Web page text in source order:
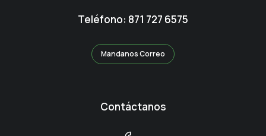
Teléfono: 871 727 6575
Mandanos Correo
Contáctanos